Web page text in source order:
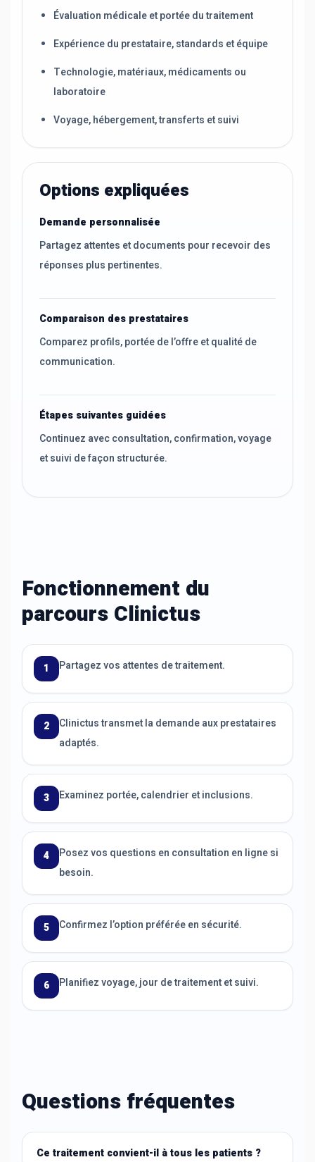
Évaluation médicale et portée du traitement
Expérience du prestataire, standards et équipe
Technologie, matériaux, médicaments ou
laboratoire
Voyage, hébergement, transferts et suivi
Options expliquées
Demande personnalisée
Partagez attentes et documents pour recevoir des
réponses plus pertinentes.
Comparaison des prestataires
Comparez profils, portée de l’offre et qualité de
communication.
Étapes suivantes guidées
Continuez avec consultation, confirmation, voyage
et suivi de façon structurée.
Fonctionnement du
parcours Clinictus
1 Partagez vos attentes de traitement.
2
Clinictus transmet la demande aux prestataires
adaptés.
3 Examinez portée, calendrier et inclusions.
4
Posez vos questions en consultation en ligne si
besoin.
5 Confirmez l’option préférée en sécurité.
6 Planifiez voyage, jour de traitement et suivi.
Questions fréquentes
Ce traitement convient-il à tous les patients ?